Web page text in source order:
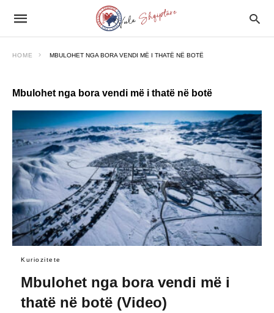
HOME MBULOHET NGA BORA VENDI MË I THATË NË BOTË
Mbulohet nga bora vendi më i thatë në botë
Kuriozitete
Mbulohet nga bora vendi më i
thatë në botë (Video)